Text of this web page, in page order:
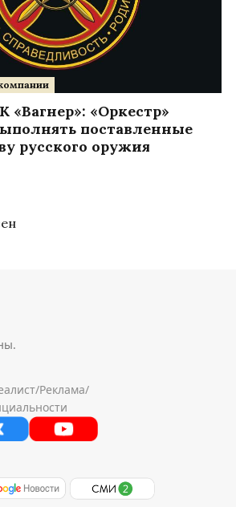
«Вагнер»: «Оркестр»
поставленные
русского оружия
/Реклама/